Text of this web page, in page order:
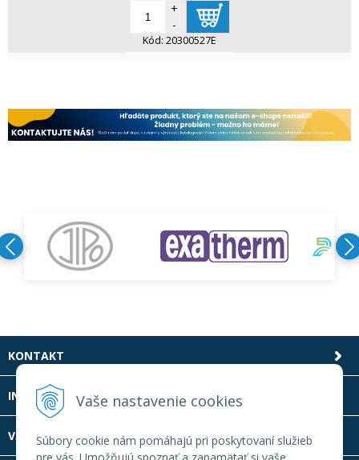
Vaše nastavenie cookies
Súbory cookie nám pomáhajú pri poskytovaní služieb
+
-
Kód: 20300527E
KONTAKT
INFOLINKA
VŠETKO O NÁKUPE